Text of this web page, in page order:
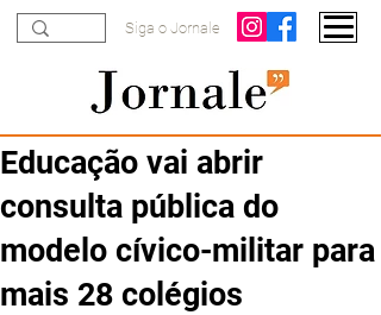
Siga o Jornale
Educação vai abrir
consulta pública do
modelo cívico-militar para
mais 28 colégios